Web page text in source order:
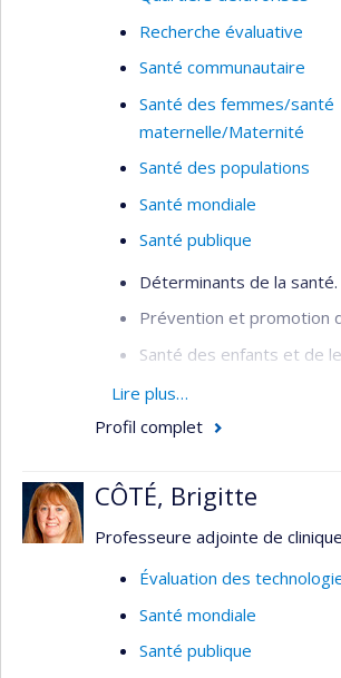
déterminants de la santé/accès
personnes migrantes sans
Montréal; les obstacles liés à
réfugiés et demandeurs d'asile
la résilience des systèmes de
climatique (Haïti/Bangladesh/
Recherche évaluative
Santé communautaire
Santé des femmes/santé
maternelle/Maternité
Santé des populations
Santé mondiale
Santé publique
Déterminants de la santé.
Prévention et promotion
Santé des enfants et de
Inégalités sociales de
Organisation de la santé
Lire plus…
Profil complet
CÔTÉ, Brigitte
Professeure adjointe de clinique
Évaluation des
Santé mondiale
Santé publique